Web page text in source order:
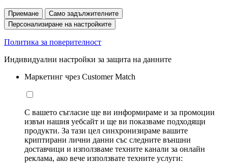
Приемане
Само задължителните
Персонализиране на настройките
Политика за поверителност
Индивидуални настройки за защита на данните
Маркетинг чрез Customer Match
С вашето съгласие ще ви информираме и за промоции
извън нашия уебсайт и ще ви показваме подходящи
продукти. За тази цел синхронизираме вашите
криптирани лични данни със следните външни
доставчици и използваме техните канали за онлайн
реклама, ако вече използвате техните услуги: